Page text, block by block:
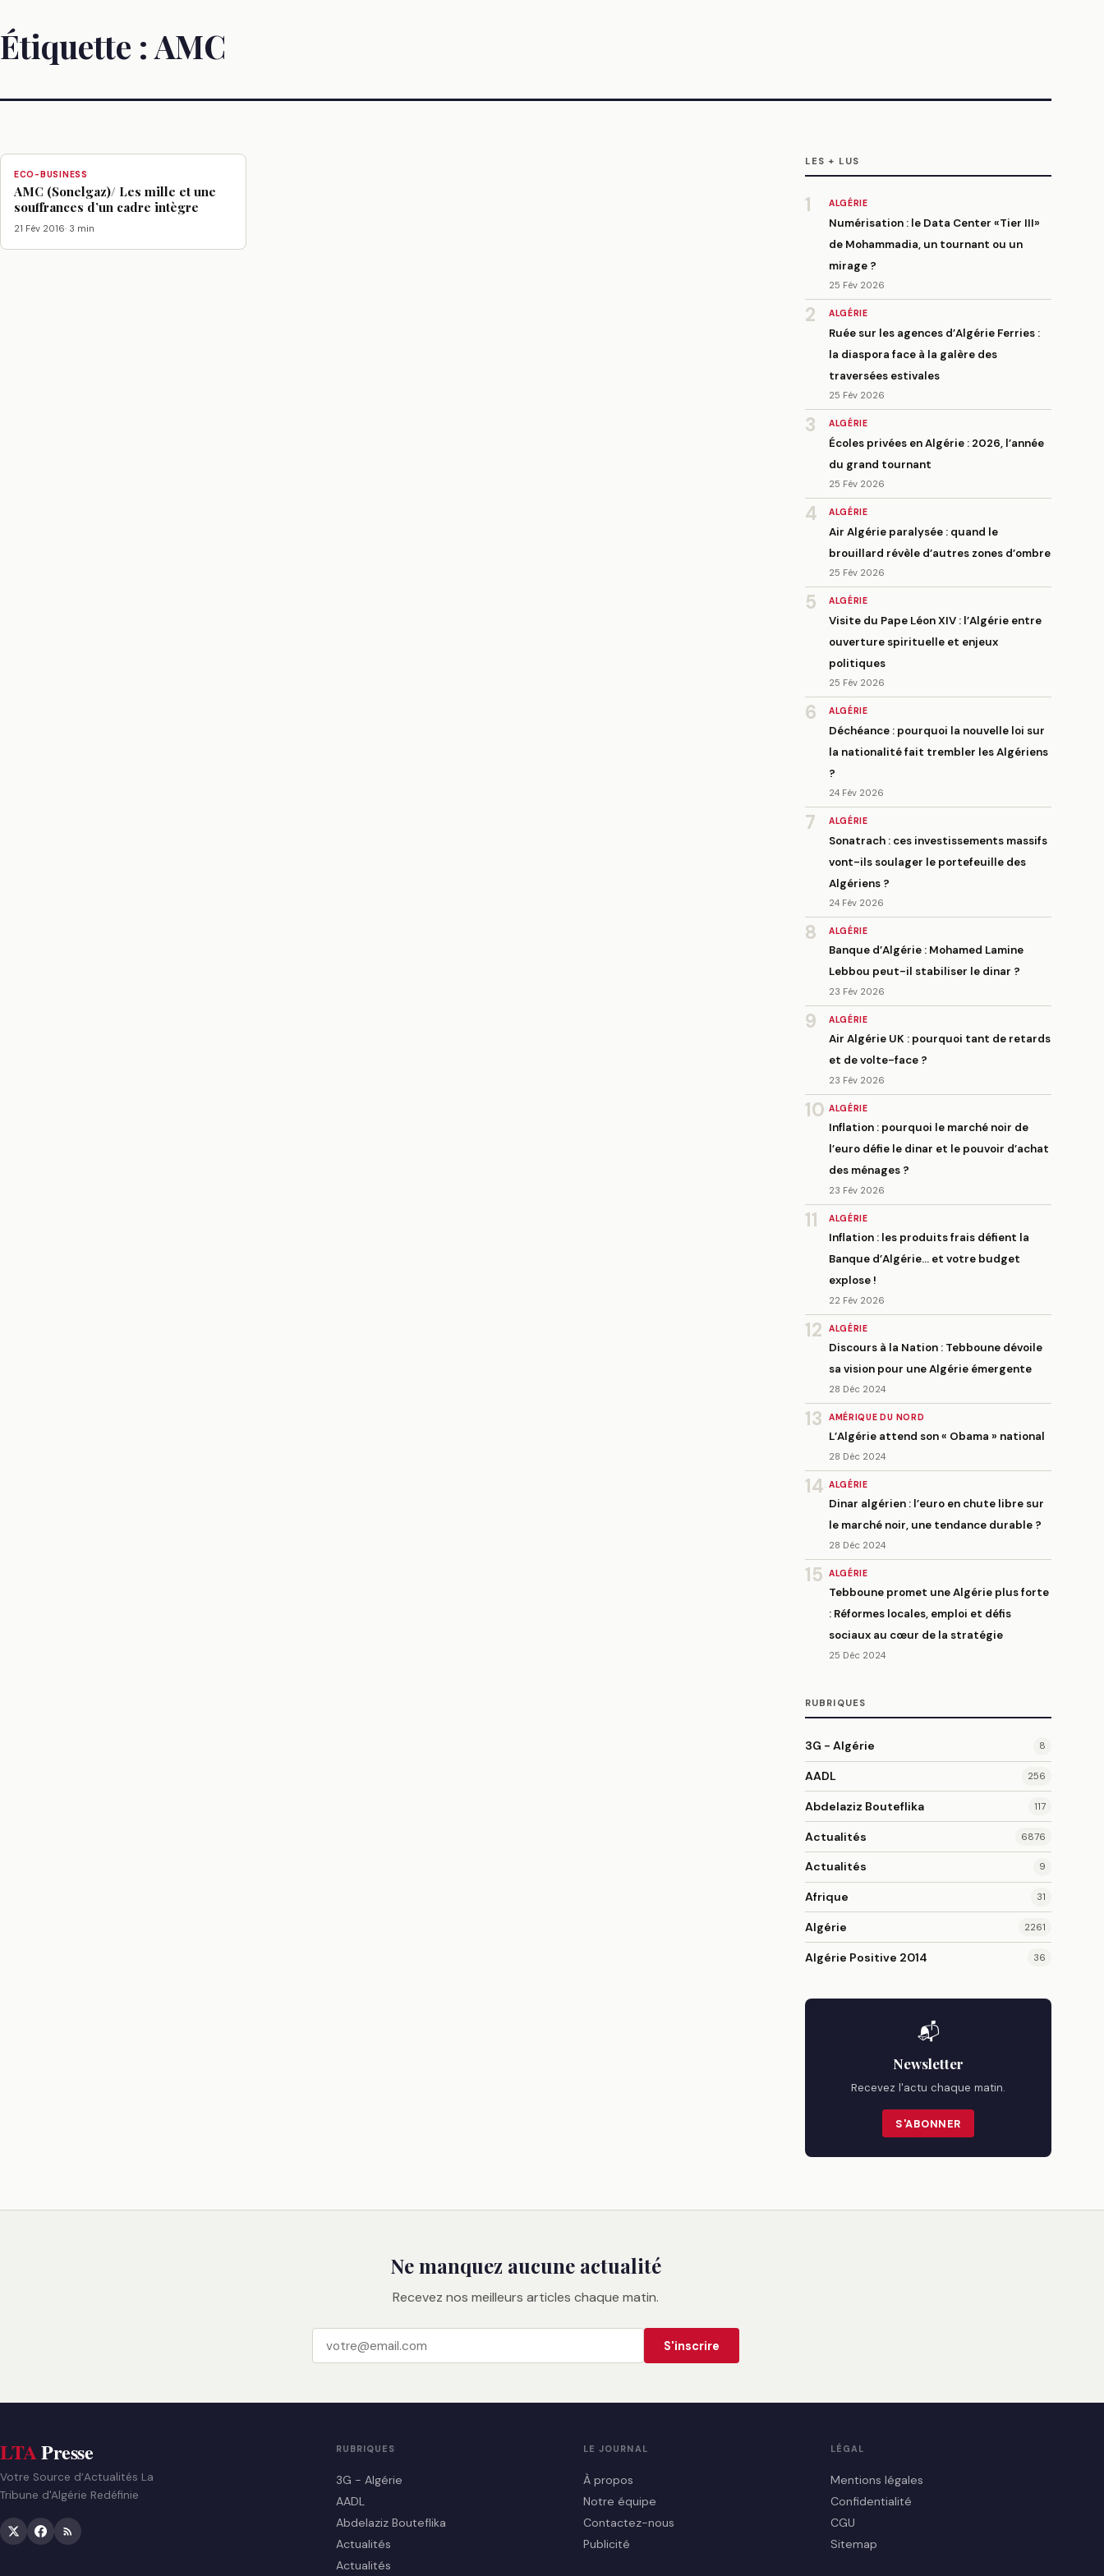
Étiquette :AMC
ECO-BUSINESS
AMC (Sonelgaz)/ Les mille et une
souffrances d’un cadre intègre
21 Fév 2016· 3 min
LES + LUS
1 ALGÉRIE
Numérisation : le Data Center «Tier III»
de Mohammadia, un tournant ou un
mirage ?
25 Fév 2026
2 ALGÉRIE
Ruée sur les agences d’Algérie Ferries :
la diaspora face à la galère des
traversées estivales
25 Fév 2026
3 ALGÉRIE
Écoles privées en Algérie : 2026, l’année
du grand tournant
25 Fév 2026
4 ALGÉRIE
Air Algérie paralysée : quand le
brouillard révèle d’autres zones d’ombre
25 Fév 2026
5 ALGÉRIE
Visite du Pape Léon XIV : l’Algérie entre
ouverture spirituelle et enjeux
politiques
25 Fév 2026
6 ALGÉRIE
Déchéance : pourquoi la nouvelle loi sur
la nationalité fait trembler les Algériens
?
24 Fév 2026
7 ALGÉRIE
Sonatrach : ces investissements massifs
vont-ils soulager le portefeuille des
Algériens ?
24 Fév 2026
8 ALGÉRIE
Banque d’Algérie : Mohamed Lamine
Lebbou peut-il stabiliser le dinar ?
23 Fév 2026
9 ALGÉRIE
Air Algérie UK : pourquoi tant de retards
et de volte-face ?
23 Fév 2026
10 ALGÉRIE
Inflation : pourquoi le marché noir de
l’euro défie le dinar et le pouvoir d’achat
des ménages ?
23 Fév 2026
11 ALGÉRIE
Inflation : les produits frais défient la
Banque d’Algérie… et votre budget
explose !
22 Fév 2026
12 ALGÉRIE
Discours à la Nation : Tebboune dévoile
sa vision pour une Algérie émergente
28 Déc 2024
13 AMÉRIQUE DU NORD
L’Algérie attend son « Obama » national
28 Déc 2024
14 ALGÉRIE
Dinar algérien : l’euro en chute libre sur
le marché noir, une tendance durable ?
28 Déc 2024
15 ALGÉRIE
Tebboune promet une Algérie plus forte
: Réformes locales, emploi et défis
sociaux au cœur de la stratégie
25 Déc 2024
RUBRIQUES
3G - Algérie 8
AADL 256
Abdelaziz Bouteflika 117
Actualités 6876
Actualités 9
Afrique 31
Algérie 2261
Algérie Positive 2014 36
📬
Newsletter
Recevez l'actu chaque matin.
S'ABONNER
Ne manquez aucune actualité
Recevez nos meilleurs articles chaque matin.
S'inscrire
LTAPresse
Votre Source d’Actualités La
Tribune d'Algérie Redéfinie
RUBRIQUES
3G - Algérie
AADL
Abdelaziz Bouteflika
Actualités
Actualités
LE JOURNAL
À propos
Notre équipe
Contactez-nous
Publicité
LÉGAL
Mentions légales
Confidentialité
CGU
Sitemap